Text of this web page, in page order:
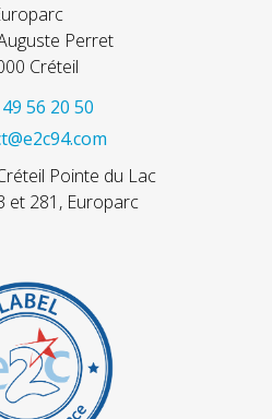
Perret
Créteil
56 20 50
Pointe du Lac
et 281, Europarc